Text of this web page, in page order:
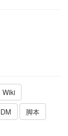
Wiki
脚本